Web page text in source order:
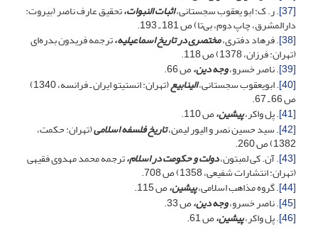
[37] . ر. ک: ابو یعقوب سجستانی،اثبات النبوات،تحقیق عارف ناصر (بیروت:
دارالمشرق، چاپ دوم، بی‌تا) ص 181 ـ 193.
[38] . فرهاد دفتری،مختصری در تاریخ اسماعیلیه،ترجمه فریدون بدره‌ای
(تهران: فرزان، 1378) ص 118.
[39] . ناصر خسرو،وجه دین،ص 66.
[40] . ابویعقوب سجستانی،الینابیع (تهران: انستیتو ایران ـ فرانسه، 1340)
ص 66 ـ 67.
[41] . پل واکر،پیشین،ص 110.
[42] . سید حسین نصر و الیور لیمن،تاریخ فلسفه اسلامی(تهران: حکمت،
1382) ص 260.
[43] . آن. کی لمبتون،دولت و حکومت در اسلام،ترجمه محمد مهدوی فقیهی
(تهران: انتشارات شفیعی، 1358) ص 708.
[44] . گروه مذاهب اسلامی،پیشین،ص 115.
[45] . ناصر خسرو،وجه دین،ص 33.
[46] . پل واکر،پیشین،ص 61.